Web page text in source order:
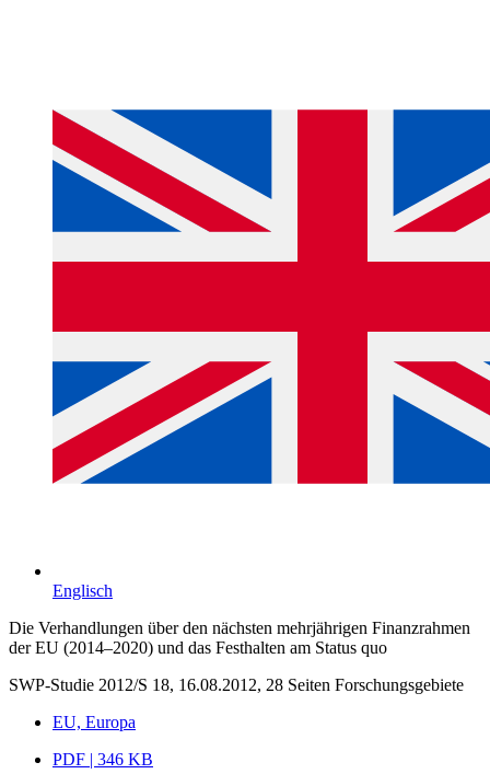
Englisch
Die Verhandlungen über den nächsten mehrjährigen Finanzrahmen
der EU (2014–2020) und das Festhalten am Status quo
SWP-Studie 2012/S 18, 16.08.2012, 28 Seiten Forschungsgebiete
EU, Europa
PDF | 346 KB